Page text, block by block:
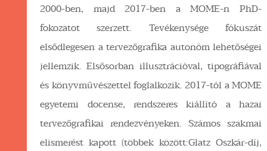
2000-ben, majd 2017-ben a MOME-n PhD-
fokozatot szerzett. Tevékenysége fókuszát
elsődlegesen a tervezőgrafika autonóm lehetőségei
jellemzik. Elsősorban illusztrációval, tipográfiával
és könyvművészettel foglalkozik. 2017-tól a MOME
egyetemi docense, rendszeres kiállító a hazai
tervezőgrafikai rendezvényeken. Számos szakmai
elismerést kapott (többek között:Glatz Oszkár-díj,